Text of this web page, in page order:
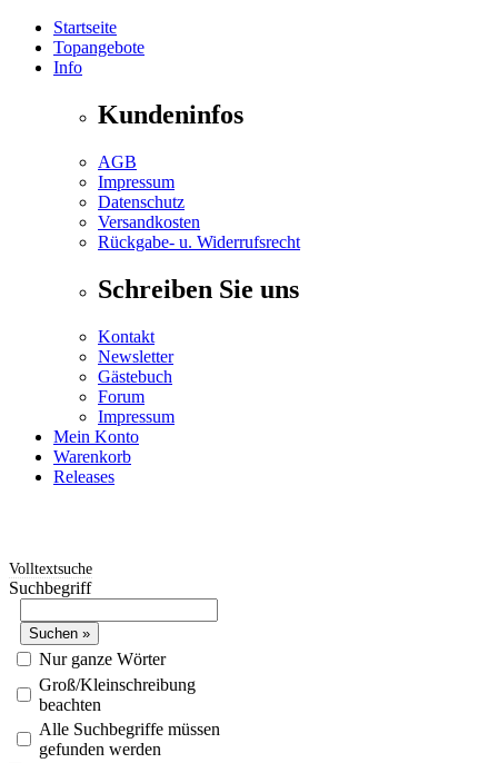
Startseite
Topangebote
Info
Kundeninfos
AGB
Impressum
Datenschutz
Versandkosten
Rückgabe- u. Widerrufsrecht
Schreiben Sie uns
Kontakt
Newsletter
Gästebuch
Forum
Impressum
Mein Konto
Warenkorb
Releases
Volltextsuche
Suchbegriff
Nur ganze Wörter
Groß/Kleinschreibung
beachten
Alle Suchbegriffe müssen
gefunden werden